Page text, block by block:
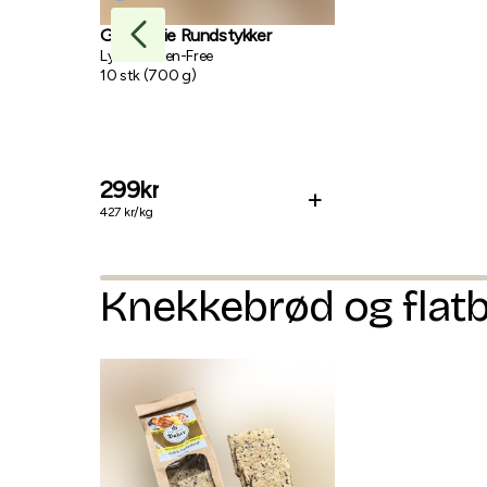
Glutenfrie Rundstykker
Lyd's Gluten-Free
10stk(700g)
299kr
427 kr/kg +
Knekkebrød og